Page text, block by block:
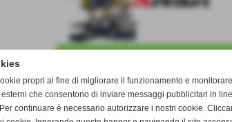
propri al fine di migliorare il funzionamento e
che consentono di inviare messaggi pubblicitari in
continuare è necessario autorizzare i nostri cookie.